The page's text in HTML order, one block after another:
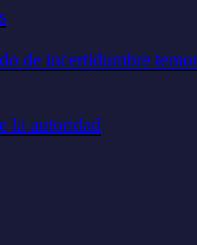
de incertidumbre
la autoridad